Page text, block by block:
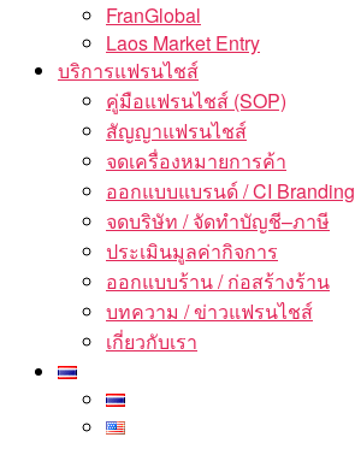
FranGlobal
Laos Market Entry
บริการแฟรนไชส์
คู่มือแฟรนไชส์ (SOP)
สัญญาแฟรนไชส์
จดเครื่องหมายการค้า
ออกแบบแบรนด์ / CI Branding
จดบริษัท / จัดทำบัญชี–ภาษี
ประเมินมูลค่ากิจการ
ออกแบบร้าน / ก่อสร้างร้าน
บทความ / ข่าวแฟรนไชส์
เกี่ยวกับเรา